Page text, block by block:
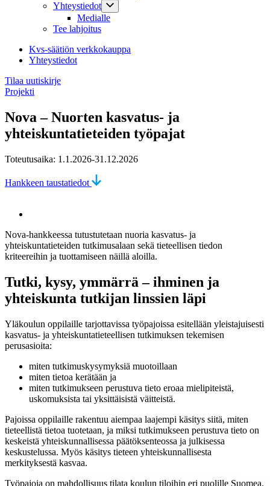
Yhteystiedot
Medialle
Tee lahjoitus
Kvs-säätiön verkkokauppa
Yhteystiedot
Tilaa uutiskirje
Projekti
Nova – Nuorten kasvatus- ja
yhteiskuntatieteiden työpajat
Toteutusaika: 1.1.2026-31.12.2026
Hankkeen taustatiedot
Nova-hankkeessa tutustutetaan nuoria kasvatus- ja
yhteiskuntatieteiden tutkimusalaan sekä tieteellisen tiedon
kriteereihin ja tuottamiseen näillä aloilla.
Tutki, kysy, ymmärrä – ihminen ja
yhteiskunta tutkijan linssien läpi
Yläkoulun oppilaille tarjottavissa työpajoissa esitellään yleistajuisesti
kasvatus- ja yhteiskuntatieteellisen tutkimuksen tekemisen
perusasioita:
miten tutkimuskysymyksiä muotoillaan
miten tietoa kerätään ja
miten tutkimukseen perustuva tieto eroaa mielipiteistä,
uskomuksista tai yksittäisistä väitteistä.
Pajoissa oppilaille rakentuu aiempaa laajempi käsitys siitä, miten
tieteellistä tietoa tuotetaan, ja miksi tutkimukseen perustuva tieto on
keskeistä yhteiskunnallisessa päätöksenteossa ja julkisessa
keskustelussa. Myös käsitys tieteen yhteiskunnallisesta
merkityksestä kasvaa.
Työpajoja on mahdollisuus tilata koulun tiloihin eri puolille Suomea.